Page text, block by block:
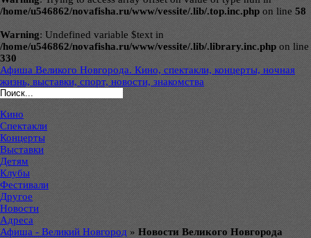
/home/u546862/novafisha.ru/www/vessite/.lib/.top.inc.php on line 58
Warning: Undefined variable $text in
/home/u546862/novafisha.ru/www/vessite/.lib/.library.inc.php on line
330
Афиша Великого Новгорода. Кино, спектакли, концерты, ночная
жизнь, выставки, спорт, новости, знакомства
Кино
Спектакли
Концерты
Выставки
Детям
Клубы
Фестивали
Другое
Новости
Адреса
Афиша - Великий Новгород » Новости Великого Новгорода